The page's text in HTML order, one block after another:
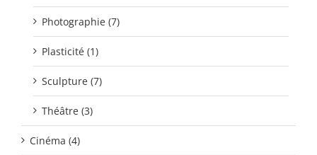
Photographie (7)
Plasticité (1)
Sculpture (7)
Théâtre (3)
Cinéma (4)